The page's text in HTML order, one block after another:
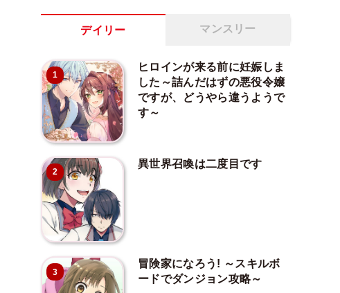
デイリー マンスリー
1
ヒロインが来る前に妊娠しま
した～詰んだはずの悪役令嬢
ですが、どうやら違うようで
す～
2
異世界召喚は二度目です
3
冒険家になろう! ～スキルボ
ードでダンジョン攻略～